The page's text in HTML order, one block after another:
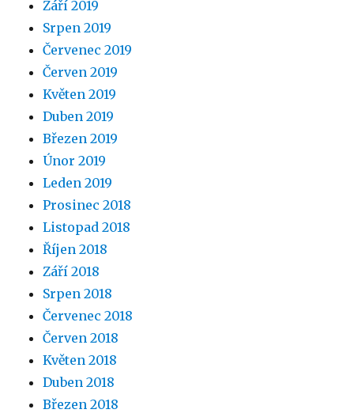
Září 2019
Srpen 2019
Červenec 2019
Červen 2019
Květen 2019
Duben 2019
Březen 2019
Únor 2019
Leden 2019
Prosinec 2018
Listopad 2018
Říjen 2018
Září 2018
Srpen 2018
Červenec 2018
Červen 2018
Květen 2018
Duben 2018
Březen 2018